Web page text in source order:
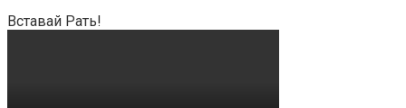
Вставай Рать!